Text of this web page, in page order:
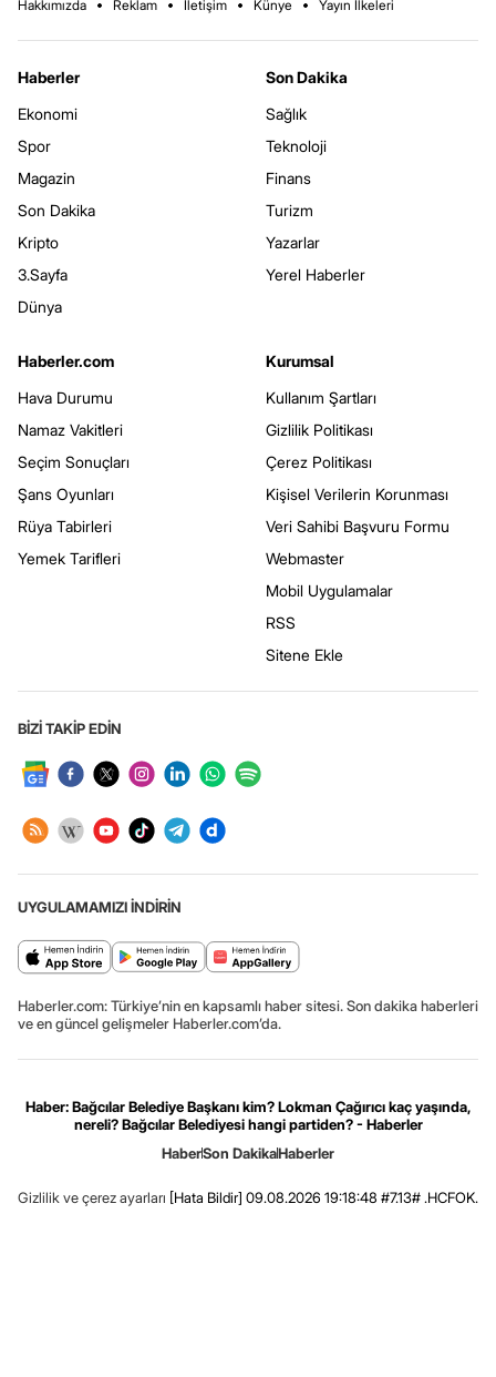
Hakkımızda Reklam İletişim Künye Yayın İlkeleri
Haberler
Ekonomi
Spor
Magazin
Son Dakika
Kripto
3.Sayfa
Dünya
Son Dakika
Sağlık
Teknoloji
Finans
Turizm
Yazarlar
Yerel Haberler
Haberler.com
Hava Durumu
Namaz Vakitleri
Seçim Sonuçları
Şans Oyunları
Rüya Tabirleri
Yemek Tarifleri
Kurumsal
Kullanım Şartları
Gizlilik Politikası
Çerez Politikası
Kişisel Verilerin Korunması
Veri Sahibi Başvuru Formu
Webmaster
Mobil Uygulamalar
RSS
Sitene Ekle
BİZİ TAKİP EDİN
UYGULAMAMIZI İNDİRİN
Haberler.com: Türkiye’nin en kapsamlı haber sitesi. Son dakika haberleri
ve en güncel gelişmeler Haberler.com’da.
Haber: Bağcılar Belediye Başkanı kim? Lokman Çağırıcı kaç yaşında,
nereli? Bağcılar Belediyesi hangi partiden? - Haberler
HaberSon DakikaHaberler
Gizlilik ve çerez ayarları [Hata Bildir] 09.08.2026 19:18:48 #7.13# .HCFOK.